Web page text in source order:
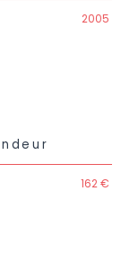
2005
162 €